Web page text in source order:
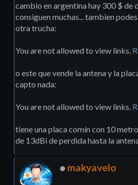
cambio en argentina hay 300 $ de
consiguen muchas... tambien
otra trucha:
You are not allowed to view links.
o este que vende la antena y la
capto nada:
You are not allowed to view links.
tiene una placa comín con 10
de 13dBi de perdida hasta la
makyavelo